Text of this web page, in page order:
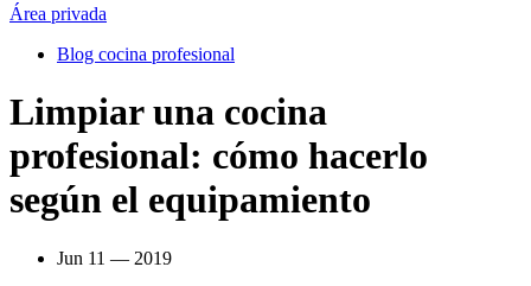
Área privada
Blog cocina profesional
Limpiar una cocina
profesional: cómo hacerlo
según el equipamiento
Jun 11 — 2019